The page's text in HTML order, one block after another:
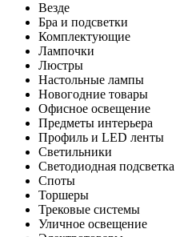
Везде
Бра и подсветки
Комплектующие
Лампочки
Люстры
Настольные лампы
Новогодние товары
Офисное освещение
Предметы интерьера
Профиль и LED ленты
Светильники
Светодиодная подсветка
Споты
Торшеры
Трековые системы
Уличное освещение